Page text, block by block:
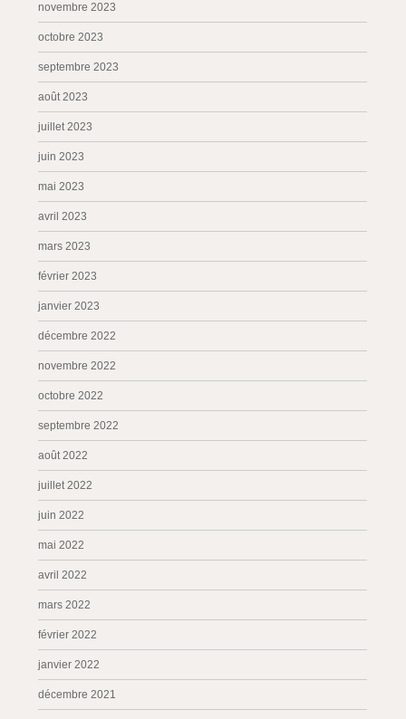
novembre 2023
octobre 2023
septembre 2023
août 2023
juillet 2023
juin 2023
mai 2023
avril 2023
mars 2023
février 2023
janvier 2023
décembre 2022
novembre 2022
octobre 2022
septembre 2022
août 2022
juillet 2022
juin 2022
mai 2022
avril 2022
mars 2022
février 2022
janvier 2022
décembre 2021